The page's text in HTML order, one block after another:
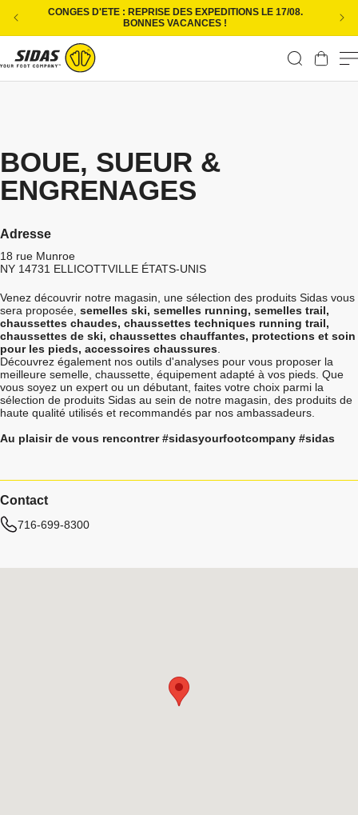
Ignorer et passer au contenu
CONGES D'ETE : REPRISE DES EXPEDITIONS LE 17/08.
BONNES VACANCES !
Panier
BOUE, SUEUR &
ENGRENAGES
Adresse
18 rue Munroe
NY 14731 ELLICOTTVILLE ÉTATS-UNIS
Venez découvrir notre magasin, une sélection des produits Sidas vous
sera proposée, semelles ski, semelles running, semelles trail,
chaussettes chaudes, chaussettes techniques running trail,
chaussettes de ski, chaussettes chauffantes, protections et soin
pour les pieds, accessoires chaussures.
Découvrez également nos outils d'analyses pour vous proposer la
meilleure semelle, chaussette, équipement adapté à vos pieds. Que
vous soyez un expert ou un débutant, faites votre choix parmi la
sélection de produits Sidas au sein de notre magasin, des produits de
haute qualité utilisés et recommandés par nos ambassadeurs.
Au plaisir de vous rencontrer #sidasyourfootcompany #sidas
Contact
716-699-8300